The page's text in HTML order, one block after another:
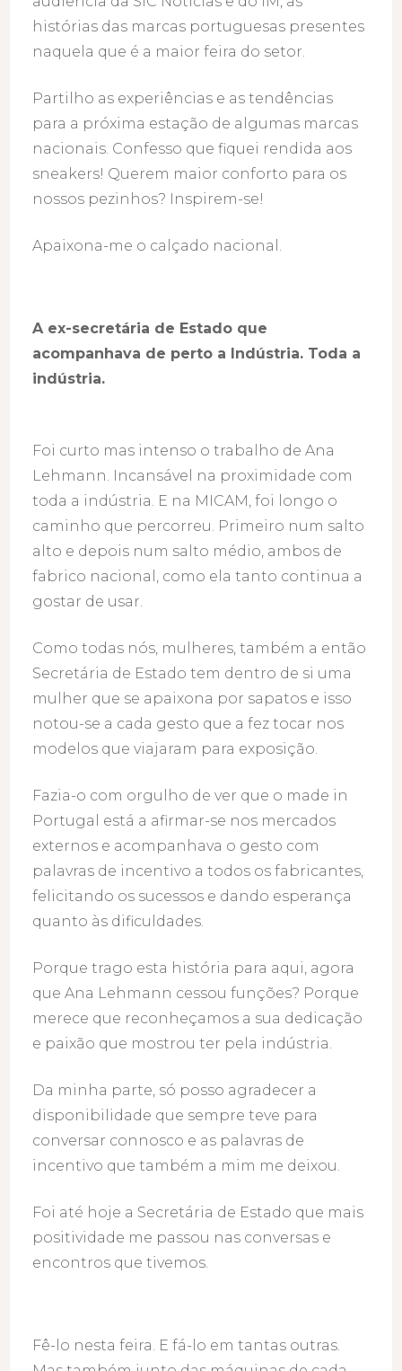
histórias das marcas portuguesas presentes
naquela que é a maior feira do setor.
Partilho as experiências e as tendências
para a próxima estação de algumas marcas
nacionais. Confesso que fiquei rendida aos
sneakers! Querem maior conforto para os
nossos pezinhos? Inspirem-se!
Apaixona-me o calçado nacional.
A ex-secretária de Estado que
acompanhava de perto a Indústria. Toda a
indústria.
Foi curto mas intenso o trabalho de Ana
Lehmann. Incansável na proximidade com
toda a indústria. E na MICAM, foi longo o
caminho que percorreu. Primeiro num salto
alto e depois num salto médio, ambos de
fabrico nacional, como ela tanto continua a
gostar de usar.
Como todas nós, mulheres, também a então
Secretária de Estado tem dentro de si uma
mulher que se apaixona por sapatos e isso
notou-se a cada gesto que a fez tocar nos
modelos que viajaram para exposição.
Fazia-o com orgulho de ver que o made in
Portugal está a afirmar-se nos mercados
externos e acompanhava o gesto com
palavras de incentivo a todos os fabricantes,
felicitando os sucessos e dando esperança
quanto às dificuldades.
Porque trago esta história para aqui, agora
que Ana Lehmann cessou funções? Porque
merece que reconheçamos a sua dedicação
e paixão que mostrou ter pela indústria.
Da minha parte, só posso agradecer a
disponibilidade que sempre teve para
conversar connosco e as palavras de
incentivo que também a mim me deixou.
Foi até hoje a Secretária de Estado que mais
positividade me passou nas conversas e
encontros que tivemos.
Fê-lo nesta feira. E fá-lo em tantas outras.